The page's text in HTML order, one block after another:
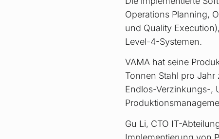
Operations Planning,
und Quality
Level-4-Systemen.
VAMA hat seine
Tonnen Stahl pro
Endlos-Verzinkungs-,
Gu Li, CTO IT-